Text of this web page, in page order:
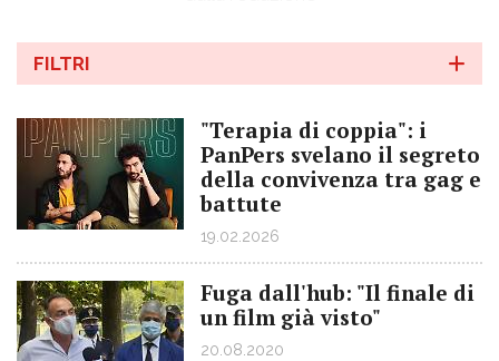
FILTRI
"Terapia di coppia": i
PanPers svelano il segreto
della convivenza tra gag e
battute
19.02.2026
Fuga dall'hub: "Il finale di
un film già visto"
20.08.2020